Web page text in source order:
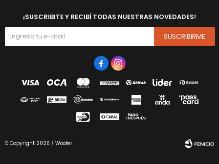
¡SUSCRIBITE Y RECIBÍ TODAS NUESTRAS NOVEDADES!
SUSCRIBIRME
 
© Copyright 2026 / Woofer